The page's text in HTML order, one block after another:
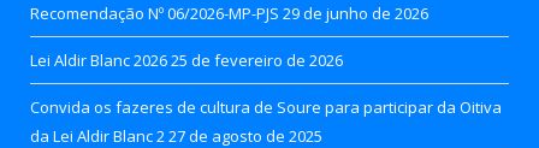
Recomendação Nº 06/2026-MP-PJS 29 de junho de 2026
Lei Aldir Blanc 202625 de fevereiro de 2026
Convida os fazeres de cultura de Soure para participar da Oitiva
da Lei Aldir Blanc 2 27 de agosto de 2025